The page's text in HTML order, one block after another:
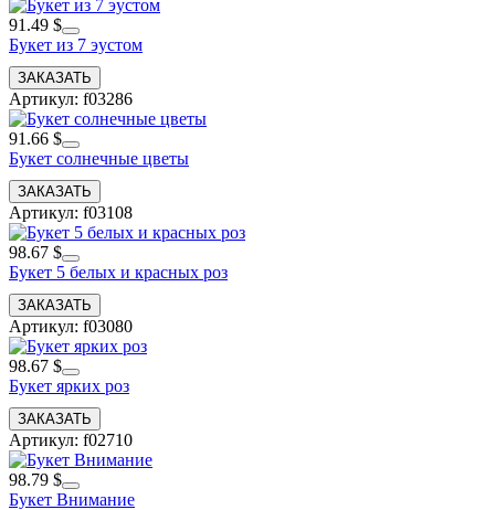
91.49 $
Букет из 7 эустом
Артикул: f03286
91.66 $
Букет солнечные цветы
Артикул: f03108
98.67 $
Букет 5 белых и красных роз
Артикул: f03080
98.67 $
Букет ярких роз
Артикул: f02710
98.79 $
Букет Внимание